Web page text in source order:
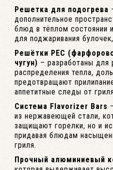
Решетка для подогрева
дополнительное
блюд в тёплом состоянии
для поджаривания
Решётки PEC
чугун) – разработаны для
распределения тепла,
предотвращают
аппетитные следы от
Система Flavorizer Bars
из нержавеющей стали,
защищают горелки, но и
придавая блюдам
гриля.
Прочный алюминиевый